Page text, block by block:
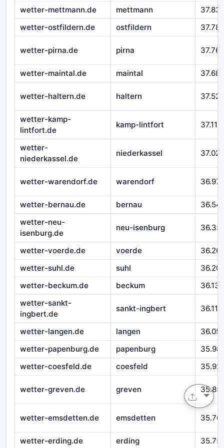
wetter-mettmann.de mettmann
wetter-ostfildern.de
ostfildern 37.785
wetter-pirna.de pirna 37.768
wetter-maintal.de maintal 37.680
wetter-haltern.de haltern 37.526
wetter-kamp-
lintfort.de
kamp-lintfort 37.118
wetter-
niederkassel.de
niederkassel 37.025
wetter-warendorf.de warendorf
wetter-bernau.de bernau
wetter-neu-
isenburg.de
neu-isenburg
wetter-voerde.de voerde
wetter-suhl.de
suhl
wetter-beckum.de
beckum
36.135
wetter-sankt-
ingbert.de
sankt-ingbert 36.112
wetter-langen.de langen
wetter-papenburg.de
papenburg
35.981
wetter-coesfeld.de
coesfeld
wetter-greven.de greven
wetter-emsdetten.de emsdetten
wetter-erding.de erding